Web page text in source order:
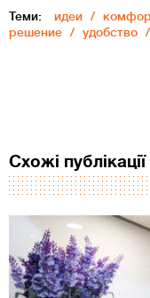
Теми: идеи
решение
удобство
Схожі публікації